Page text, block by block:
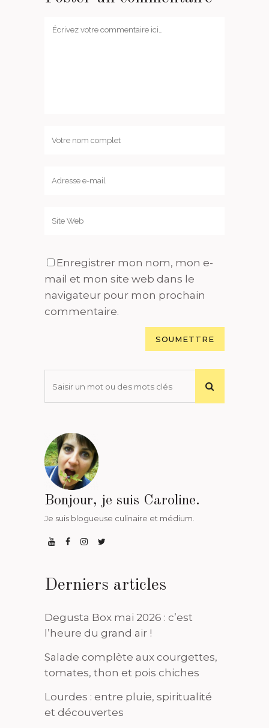
Enregistrer mon nom, mon e-
mail et mon site web dans le
navigateur pour mon prochain
commentaire.
Bonjour, je suis Caroline.
Je suis blogueuse culinaire et médium.
Derniers articles
Degusta Box mai 2026 : c’est
l’heure du grand air !
Salade complète aux courgettes,
tomates, thon et pois chiches
Lourdes : entre pluie, spiritualité
et découvertes